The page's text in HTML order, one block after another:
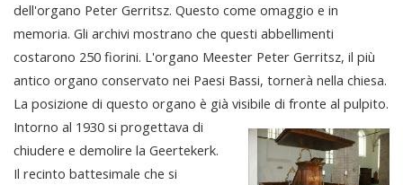
dell'organo Peter Gerritsz. Questo come omaggio e in
memoria. Gli archivi mostrano che questi abbellimenti
costarono 250 fiorini. L'organo Meester Peter Gerritsz, il più
antico organo conservato nei Paesi Bassi, tornerà nella chiesa.
La posizione di questo organo è già visibile di fronte al pulpito.
Intorno al 1930 si progettava di
chiudere e demolire la Geertekerk.
Il recinto battesimale che si